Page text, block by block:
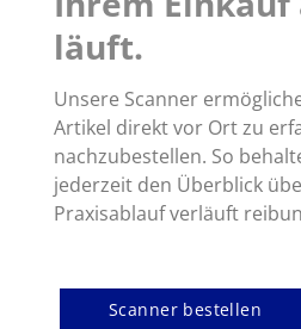
läuft.
Unsere Scanner
Artikel direkt vor Ort zu
nachzubestellen. So
jederzeit den Überblick
Praxisablauf verläuft
Scanner bestellen